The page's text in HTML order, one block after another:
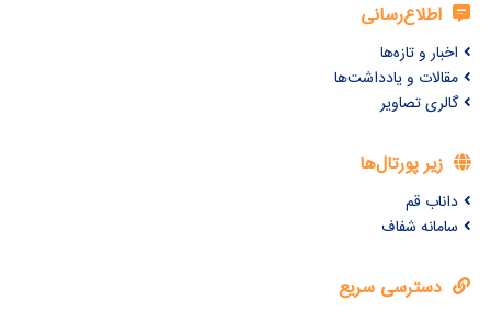
اطلاع‌رسانی
اخبار و تازه‌ها
مقالات و یادداشت‌ها
گالری تصاویر
زیر پورتال‌ها
داناب قم
سامانه شفاف
دسترسی سریع